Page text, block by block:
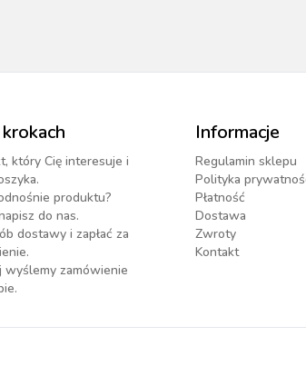
który Cię interesuje i
produktu?
do nas.
dostawy i zapłać za
wyślemy zamówienie
Informacje
Regulamin sklepu
Polityka
Płatność
Dostawa
Zwroty
Kontakt